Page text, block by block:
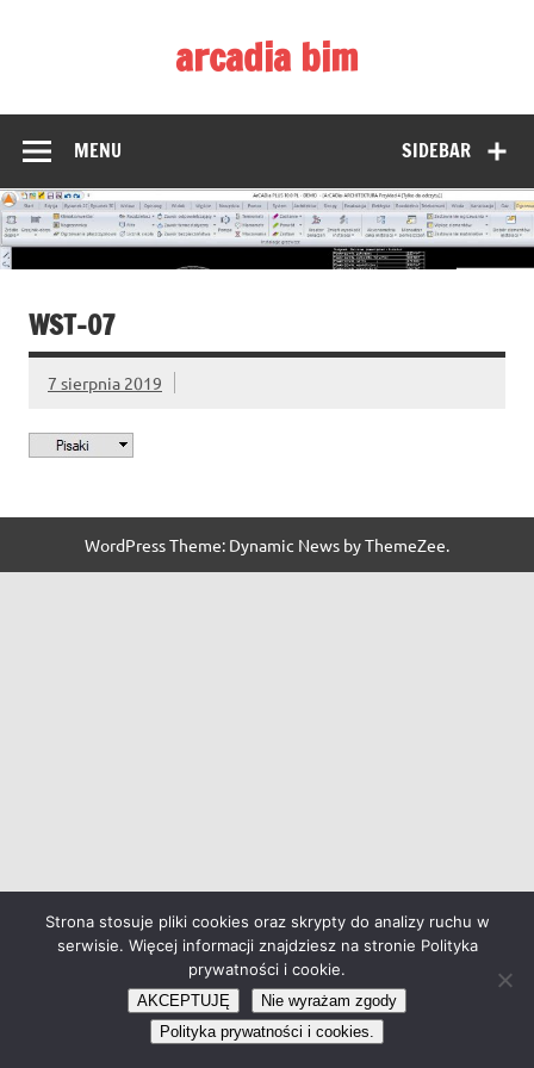
arcadia bim
SIDEBAR
MENU
WST-07
7 sierpnia 2019
WordPress Theme: Dynamic News by ThemeZee.
Strona stosuje pliki cookies oraz skrypty do analizy ruchu w
serwisie. Więcej informacji znajdziesz na stronie Polityka
prywatności i cookie.
AKCEPTUJĘ
Nie wyrażam zgody
Polityka prywatności i cookies.